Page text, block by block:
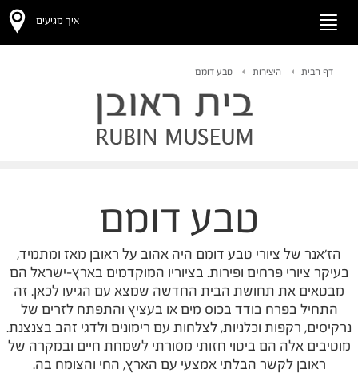
Toggle
איך מגיעים
דף הבית היצירות טבע דומם
טבע דומם
הז'אנר של ציורי טבע דומם היה אהוב על ראובן מאז ומתמיד,
בעיקר ציורי פרחים ופירות. בציוריו המוקדמים בארץ-ישראל הם
מבטאים את תחושת הבית החדשה שמצא עם הגיעו לכאן. זה
התחיל בפרח בודד בכוס מים או בעציץ והתפתח לזרים של
נרקיסים, רקפות וכלניות, לצלחות עם רימונים ולדגי זהב בצנצנת.
מוטיבים אלה הם ביטוי חזותי מסורתי לשמחת חיים ובמקרה של
ראובן לקשר הבלתי אמצעי עם הארץ, החי והצומח בה.